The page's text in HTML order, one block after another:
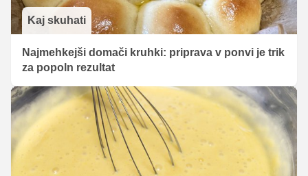
Kaj skuhati
Najmehkejši domači kruhki: priprava v ponvi je trik
za popoln rezultat